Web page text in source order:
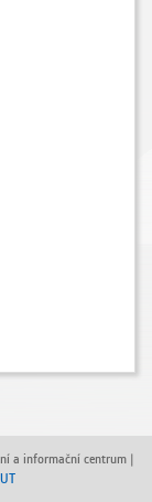
a informační centrum |